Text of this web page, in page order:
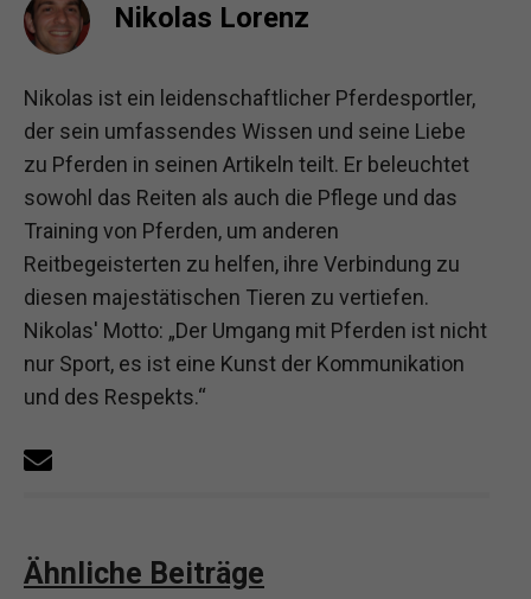
Nikolas Lorenz
Nikolas ist ein leidenschaftlicher Pferdesportler,
der sein umfassendes Wissen und seine Liebe
zu Pferden in seinen Artikeln teilt. Er beleuchtet
sowohl das Reiten als auch die Pflege und das
Training von Pferden, um anderen
Reitbegeisterten zu helfen, ihre Verbindung zu
diesen majestätischen Tieren zu vertiefen.
Nikolas' Motto: „Der Umgang mit Pferden ist nicht
nur Sport, es ist eine Kunst der Kommunikation
und des Respekts.“
Ähnliche Beiträge